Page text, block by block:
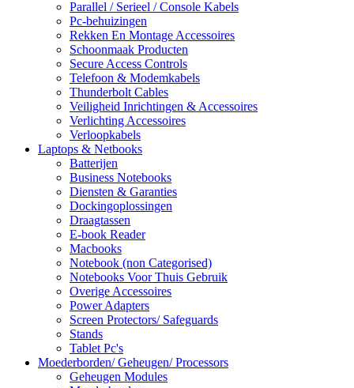
Parallel / Serieel / Console Kabels
Pc-behuizingen
Rekken En Montage Accessoires
Schoonmaak Producten
Secure Access Controls
Telefoon & Modemkabels
Thunderbolt Cables
Veiligheid Inrichtingen & Accessoires
Verlichting Accessoires
Verloopkabels
Laptops & Netbooks
Batterijen
Business Notebooks
Diensten & Garanties
Dockingoplossingen
Draagtassen
E-book Reader
Macbooks
Notebook (non Categorised)
Notebooks Voor Thuis Gebruik
Overige Accessoires
Power Adapters
Screen Protectors/ Safeguards
Stands
Tablet Pc's
Moederborden/ Geheugen/ Processors
Geheugen Modules